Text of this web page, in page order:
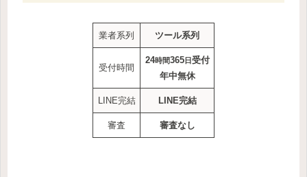
業者系列 ツール系列
受付時間
24時間365日受付
年中無休
LINE完結 LINE完結
審査 審査なし